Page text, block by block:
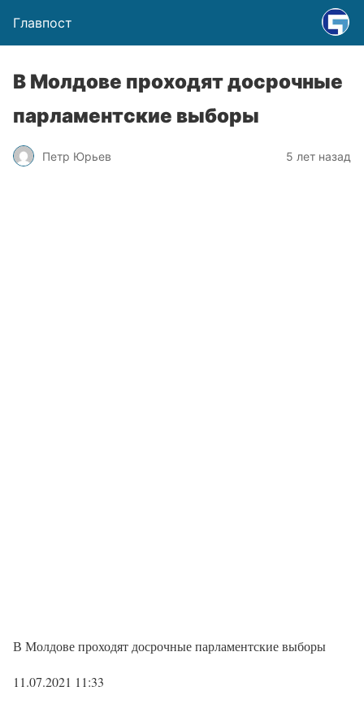
Главпост
В Молдове проходят досрочные
парламентские выборы
Петр Юрьев 5 лет назад
В Молдове проходят досрочные парламентские выборы
11.07.2021 11:33